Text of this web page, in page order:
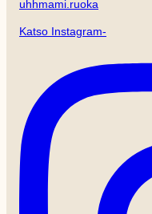
uhhmami.ruoka
Katso Instagram-